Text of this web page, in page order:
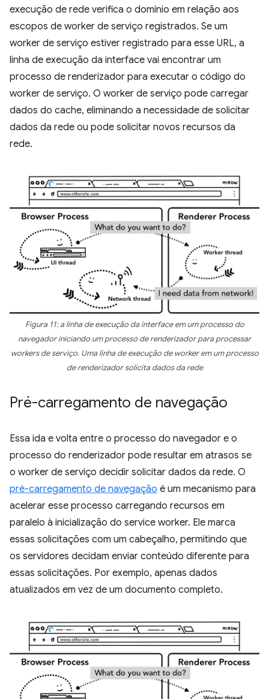
execução de rede verifica o domínio em relação aos
escopos de worker de serviço registrados. Se um
worker de serviço estiver registrado para esse URL, a
linha de execução da interface vai encontrar um
processo de renderizador para executar o código do
worker de serviço. O worker de serviço pode carregar
dados do cache, eliminando a necessidade de solicitar
dados da rede ou pode solicitar novos recursos da
rede.
Figura 11: a linha de execução da interface em um processo do
navegador iniciando um processo de renderizador para processar
workers de serviço. Uma linha de execução de worker em um processo
de renderizador solicita dados da rede
Pré-carregamento de navegação
Essa ida e volta entre o processo do navegador e o
processo do renderizador pode resultar em atrasos se
o worker de serviço decidir solicitar dados da rede. O
pré-carregamento de navegação é um mecanismo para
acelerar esse processo carregando recursos em
paralelo à inicialização do service worker. Ele marca
essas solicitações com um cabeçalho, permitindo que
os servidores decidam enviar conteúdo diferente para
essas solicitações. Por exemplo, apenas dados
atualizados em vez de um documento completo.